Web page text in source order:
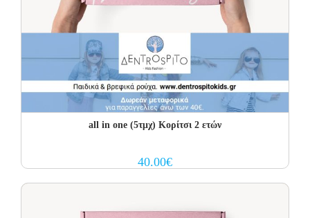
all in one (5τμχ) Κορίτσι 2 ετών
40.00€